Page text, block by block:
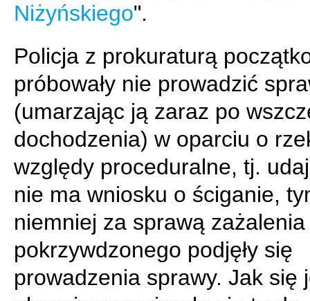
Niżyńskiego".
Policja z prokuraturą
próbowały nie prowadzić
(umarzając ją zaraz po
dochodzenia) w oparciu o
względy proceduralne, tj.
nie ma wniosku o ściganie,
niemniej za sprawą zażalenia
pokrzywdzonego podjęły się
prowadzenia sprawy. Jak się